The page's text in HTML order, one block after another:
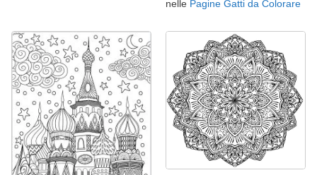
nelle Pagine Gatti da Colorare